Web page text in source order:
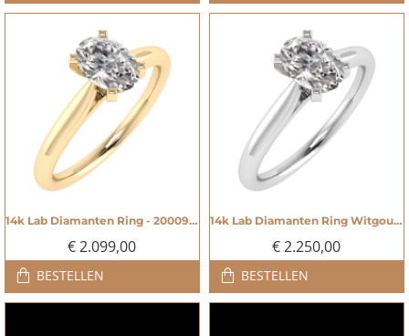
NIEUW14k Lab Diamanten Ring - 20009146
€ 2.099,00
BESTELLEN
NIEUW14k Lab Diamanten Ring Witgoud - 20009147
€ 2.250,00
BESTELLEN